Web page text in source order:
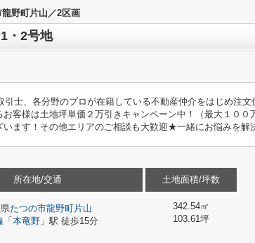
野町片山／2区画
・2号地
引士、各分野のプロが在籍している不動産仲介をはじめ注
客様は土地坪単価２万引きキャンペーン中！（最大１０
ます！その他エリアのご相談も大歓迎★一緒にお悩みを解
所在地/交通
たつの市龍野町片山
「 本竜野 」駅 徒歩15分
土地面積/坪数
342.54㎡
103.61坪